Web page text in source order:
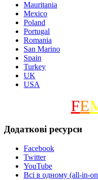
Mauritania
Mexico
Poland
Portugal
Romania
San Marino
Spain
Turkey
UK
USA
FE
Додаткові ресурси
Facebook
Twitter
YouTube
Всі в одному (all-in-